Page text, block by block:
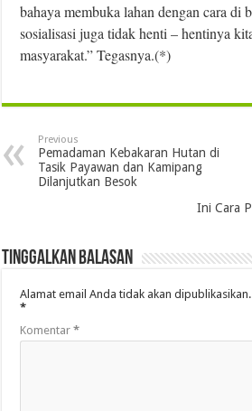
bahaya membuka lahan dengan cara di
sosialisasi juga tidak henti – hentinya
masyarakat.” Tegasnya.(*)
Previous
Pemadaman Kebakaran Hutan di
Tasik Payawan dan Kamipang
Dilanjutkan Besok
Ini Cara
Tinggalkan Balasan
Alamat email Anda tidak akan dipublikasikan.
*
Komentar*